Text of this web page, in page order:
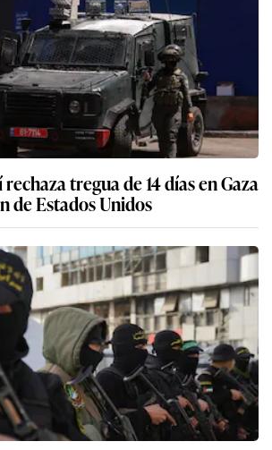
tregua de 14 días en Gaza
de Estados Unidos